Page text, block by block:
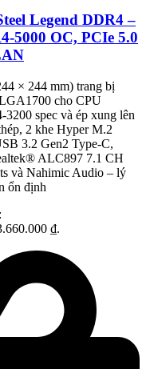
Legend DDR4 –
5000 OC, PCIe 5.0
× 244 mm) trang bị
cho CPU
spec và ép xung lên
2 khe Hyper M.2
3.2 Gen2 Type-C,
ALC897 7.1 CH
và Nahimic Audio – lý
ổn định
₫.